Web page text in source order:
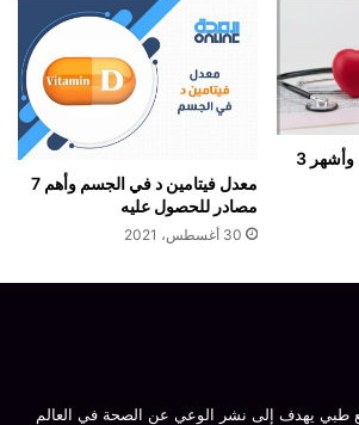
أعراض الدهون الثلاثية .. وأشهر 3
معدل فيتامين د في الجسم وأهم 7
مصادر للحصول عليه
30 أغسطس، 2021
طبي يهدف إلى نشر الوعي عن الصحة في العالم